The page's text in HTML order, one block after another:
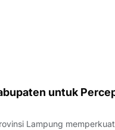
untuk
Lampung memperkuat